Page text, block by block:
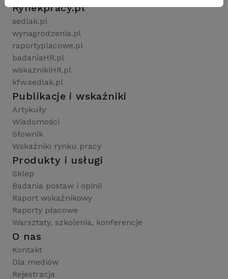
Rynekpracy.pl
sedlak.pl
wynagrodzenia.pl
raportyplacowe.pl
badaniaHR.pl
wskaznikiHR.pl
kfw.sedlak.pl
Publikacje i wskaźniki
Artykuły
Wiadomości
Słownik
Wskaźniki rynku pracy
Produkty i usługi
Sklep
Badania postaw i opinii
Raport wskaźnikowy
Raporty płacowe
Warsztaty, szkolenia, konferencje
O nas
Kontakt
Dla mediów
Rejestracja